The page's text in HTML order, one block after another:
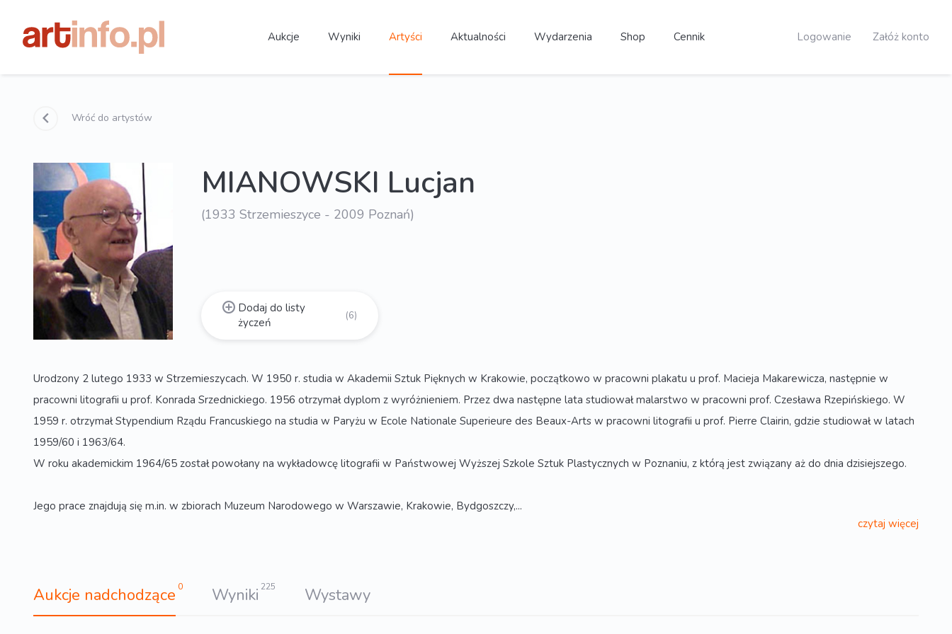
Aukcje Wyniki Artyści Aktualności Wydarzenia Shop Cennik Logowanie Załóż konto
Wróć do artystów
MIANOWSKI Lucjan
(1933 Strzemieszyce - 2009 Poznań)
Dodaj do listy
życzeń
(6)
Urodzony 2 lutego 1933 w Strzemieszycach. W 1950 r. studia w Akademii Sztuk Pięknych w Krakowie, początkowo w pracowni plakatu u prof. Macieja Makarewicza, następnie w
pracowni litografii u prof. Konrada Srzednickiego. 1956 otrzymał dyplom z wyróżnieniem. Przez dwa następne lata studiował malarstwo w pracowni prof. Czesława Rzepińskiego. W
1959 r. otrzymał Stypendium Rządu Francuskiego na studia w Paryżu w Ecole Nationale Superieure des Beaux-Arts w pracowni litografii u prof. Pierre Clairin, gdzie studiował w latach
1959/60 i 1963/64.
W roku akademickim 1964/65 został powołany na wykładowcę litografii w Państwowej Wyższej Szkole Sztuk Plastycznych w Poznaniu, z którą jest związany aż do dnia dzisiejszego.
Jego prace znajdują się m.in. w zbiorach Muzeum Narodowego w Warszawie, Krakowie, Bydgoszczy,...
czytaj więcej
Aukcje nadchodzące 0 Wyniki 225 Wystawy